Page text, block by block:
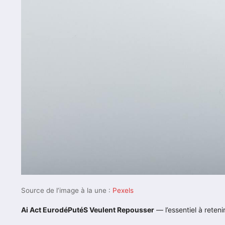
Source de l’image à la une : Pexels
Ai Act EurodéPutéS Veulent Repousser — l’essentiel à